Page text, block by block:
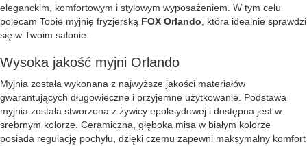
eleganckim, komfortowym i stylowym wyposażeniem. W tym celu
polecam Tobie myjnię fryzjerską FOX Orlando , która idealnie sprawdzi
się w Twoim salonie.
Wysoka jakość myjni Orlando
Myjnia została wykonana z najwyższe jakości materiałów
gwarantujących długowieczne i przyjemne użytkowanie. Podstawa
myjnia została stworzona z żywicy epoksydowej i dostępna jest w
srebrnym kolorze. Ceramiczna, głęboka misa w białym kolorze
posiada regulację pochyłu, dzięki czemu zapewni maksymalny komfort